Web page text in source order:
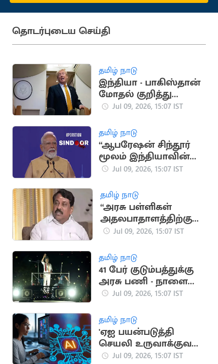
தொடர்புடைய செய்தி
தமிழ் நாடு
இந்தியா - பாகிஸ்தான்
மோதல் குறித்து
அமெரிக்க அதிபர்
Jul 09, 2026, 15:07 IST
தமிழ் நாடு
“ஆபரேஷன் சிந்தூர்
மூலம் இந்தியாவின்
கட்டமைப்பை உலகம்
மோடி
Jul 09, 2026, 15:07 IST
தமிழ் நாடு
“அரசு பள்ளிகள்
அதலபாதாளத்திற்கு
சென்று
நயினார் கேள்வி
Jul 09, 2026, 15:07 IST
தமிழ் நாடு
41 பேர் குடும்பத்துக்கு
அரசு பணி - நாளை
விசாரணை
Jul 09, 2026, 15:07 IST
தமிழ் நாடு
'ஏஐ பயன்படுத்தி
செயலி உருவாக்குவது
எப்படி?'.. சென்னையில்
Jul 09, 2026, 15:07 IST